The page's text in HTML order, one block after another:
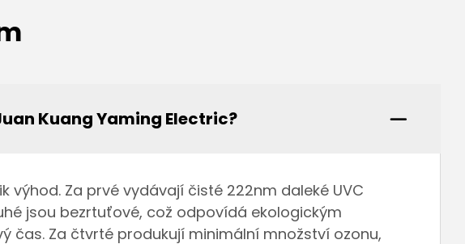
Kuang Yaming Electric?
výhod. Za prvé vydávají čisté 222nm daleké UVC
jsou bezrtuťové, což odpovídá ekologickým
čas. Za čtvrté produkují minimální množství ozonu,